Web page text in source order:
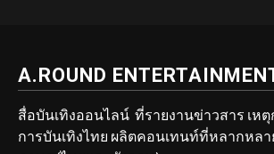
A.ROUND
สื่อบันเทิงออนไลน์ ที่รายงานข่าวสาร เห
การบันเทิงไทย ผลิตคอนเทนท์ที่หลากหล